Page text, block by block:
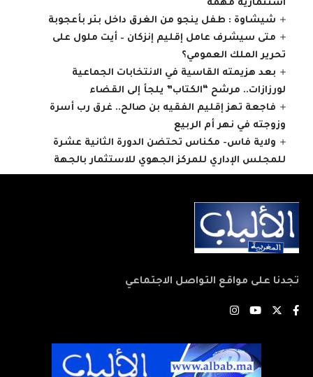
استثمارية مهمة
شيشاوة : طفل ينجو من الغرق داخل بئر بأعجوبة
متى سيشرف عامل إقليم إنزكان – أيت ملول على
تحرير الملك العمومي؟
بعد هزيمته القاسية في الانتخابات الجماعية
لورزازات.. مرشح “الكتاب” يلجأ إلى القضاء
فاجعة تهز إقليم الفقيه بن صالح.. غرق رب أسرة
وزوجته في نهر أم الربيع
ولاية فاس- مكناس تحتضن الدورة الثانية عشرة
للمجلس الإداري للمركز الجهوي للاستثمار بالجهة
تجدنا على مواقع التواصل الاجتماعي